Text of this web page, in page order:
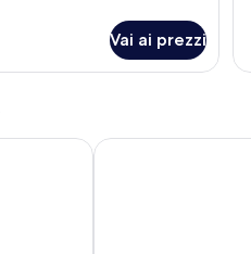
Vai ai prezzi
Grand Mercure Nara